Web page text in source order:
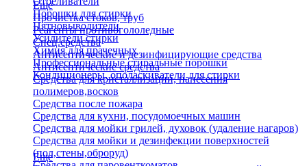
Порошки для стирки
Пятновыводители
Усилители стирки
Химия для прачечных
Профессиональные стиральные порошки
Кондиционеры, ополаскиватели для стирки
Еще
Прочистка стоков, труб
Реагенты противогололедные
Спец.средства
Антисептические и дезинфицирующие средства
Антисептические средства
Средства для кристаллизации, нанесения
полимеров,восков
Средства после пожара
Средства для кухни, посудомоечных машин
Средства для мойки грилей, духовок (удаление нагаров)
Средства для мойки и дезинфекции поверхностей
(пол,стены,оброруд)
Еще